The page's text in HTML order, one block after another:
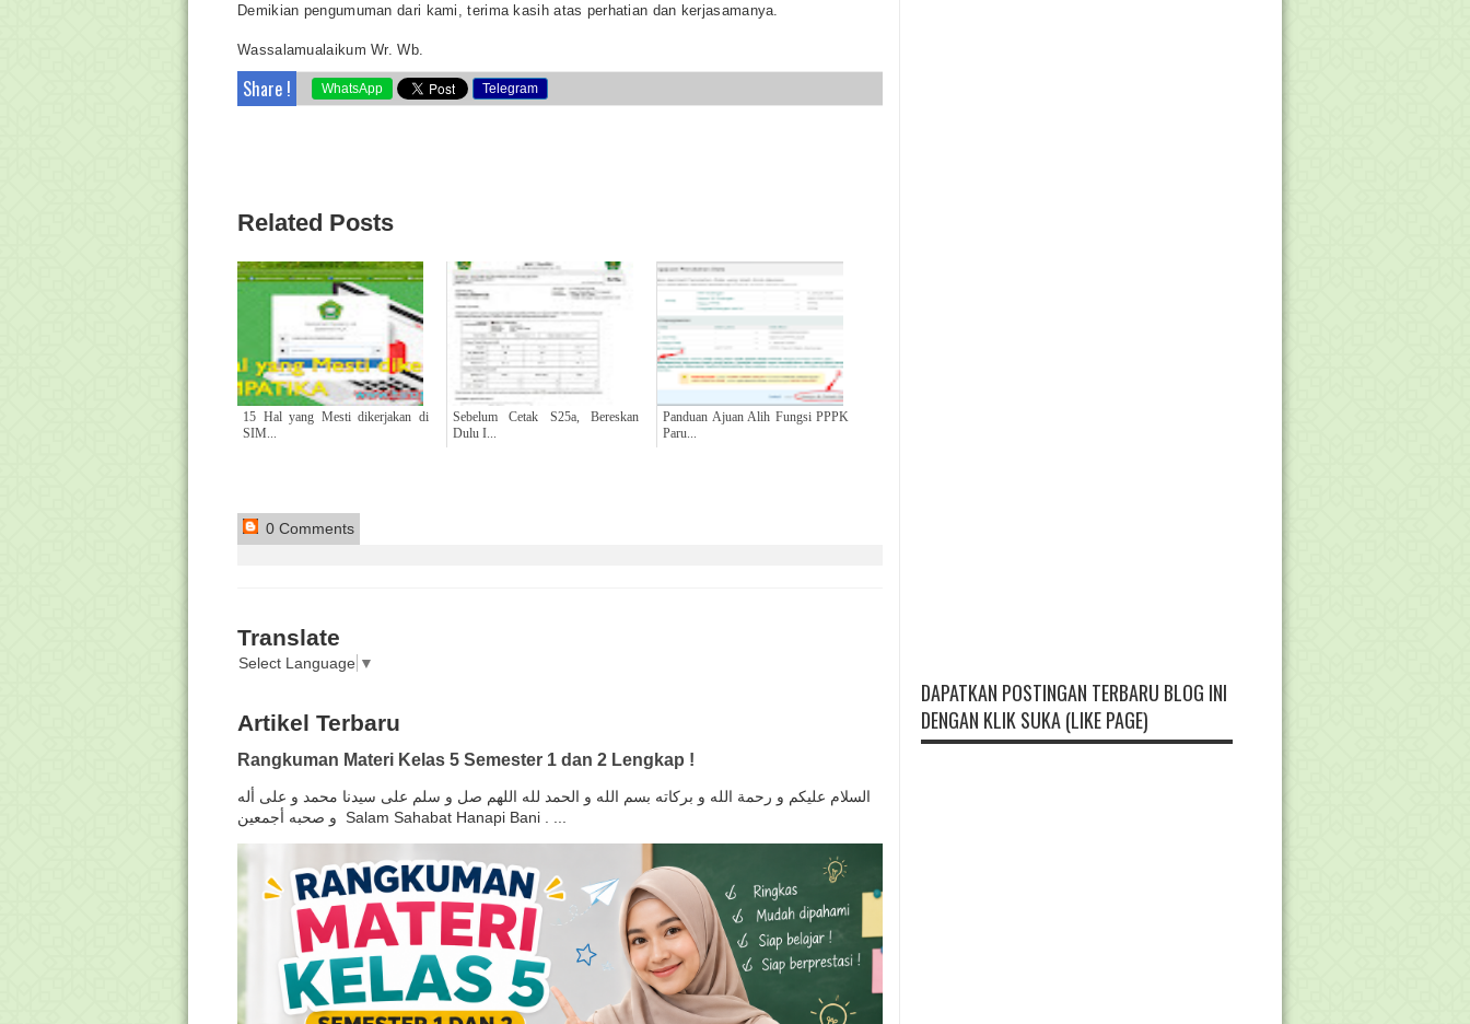
Demikian pengumuman dari kami, terima kasih atas perhatian dan kerjasamanya.
Wassalamualaikum Wr. Wb.
Share ! WhatsApp Telegram
Related Posts
15 Hal yang Mesti dikerjakan di
SIM...
Sebelum Cetak S25a, Bereskan
Dulu I...
Panduan Ajuan Alih Fungsi PPPK
Paru...
0 Comments
Translate
Select Language ▼
Artikel Terbaru
Rangkuman Materi Kelas 5 Semester 1 dan 2 Lengkap !
السلام عليكم و رحمة الله و بركاته بسم الله و الحمد لله اللهم صل و سلم على سيدنا محمد و على أله
و صحبه أجمعين Salam Sahabat Hanapi Bani . ...
DAPATKAN POSTINGAN TERBARU BLOG INI
DENGAN KLIK SUKA (LIKE PAGE)